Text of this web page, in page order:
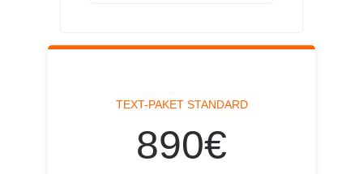
TEXT-PAKET STANDARD
890€